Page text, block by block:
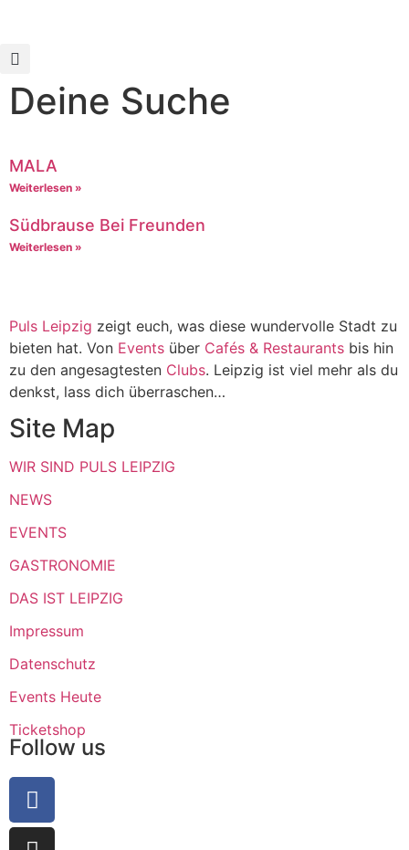
Deine Suche
MALA
Weiterlesen »
Südbrause Bei Freunden
Weiterlesen »
Puls Leipzig zeigt euch, was diese wundervolle Stadt zu
bieten hat. Von Events über Cafés & Restaurants bis hin
zu den angesagtesten Clubs. Leipzig ist viel mehr als du
denkst, lass dich überraschen…
Site Map
WIR SIND PULS LEIPZIG
NEWS
EVENTS
GASTRONOMIE
DAS IST LEIPZIG
Impressum
Datenschutz
Events Heute
Ticketshop
Follow us